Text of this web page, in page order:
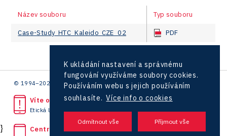
Název souboru Typ souboru
Case-Study_HTC_Kaleido_CZE_02 PDF
© 1994–2026 CzechInvest | .
Víte o protiprávním jednání?
Etická linka
Centrála
K ukládání nastavení a správnému
fungování využíváme soubory cookies.
Používáním webu s jejich používáním
souhlasíte. Více info o cookies
}